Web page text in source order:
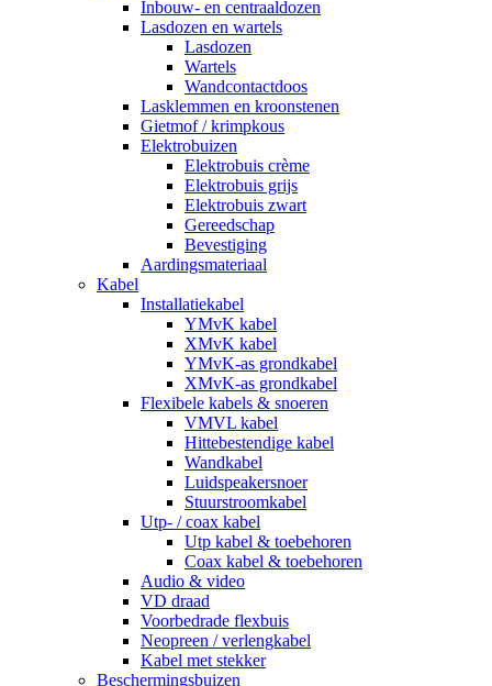
Inbouw- en centraaldozen
Lasdozen en wartels
Lasdozen
Wartels
Wandcontactdoos
Lasklemmen en kroonstenen
Gietmof / krimpkous
Elektrobuizen
Elektrobuis crème
Elektrobuis grijs
Elektrobuis zwart
Gereedschap
Bevestiging
Aardingsmateriaal
Kabel
Installatiekabel
YMvK kabel
XMvK kabel
YMvK-as grondkabel
XMvK-as grondkabel
Flexibele kabels & snoeren
VMVL kabel
Hittebestendige kabel
Wandkabel
Luidspeakersnoer
Stuurstroomkabel
Utp- / coax kabel
Utp kabel & toebehoren
Coax kabel & toebehoren
Audio & video
VD draad
Voorbedrade flexbuis
Neopreen / verlengkabel
Kabel met stekker
Beschermingsbuizen